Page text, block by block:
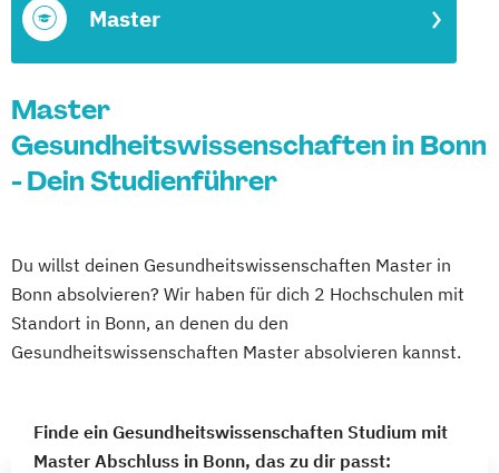
Master
Master
Gesundheitswissenschaften in Bonn
- Dein Studienführer
Du willst deinen Gesundheitswissenschaften Master in
Bonn absolvieren? Wir haben für dich 2 Hochschulen mit
Standort in Bonn, an denen du den
Gesundheitswissenschaften Master absolvieren kannst.
Finde ein Gesundheitswissenschaften Studium mit
Master Abschluss in Bonn, das zu dir passt: